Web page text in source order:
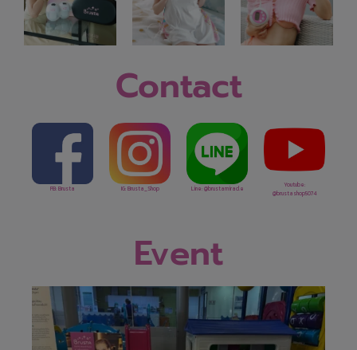
Contact
FB: Brusta IG: Brusta_Shop Line: @brustamiracle
Youtube:
@brustashop5074
Event